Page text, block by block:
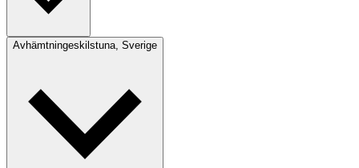
Avhämtningeskilstuna, Sverige